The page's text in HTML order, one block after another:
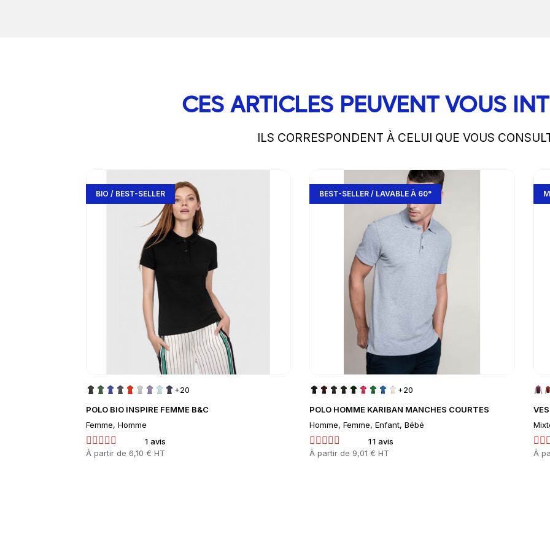
CES ARTICLES PEUVENT VOUS
ILS CORRESPONDENT À CELUI QUE VOUS
POLO BIO INSPIRE FEMME B&C
Femme, Homme
1 avis
Prix
À partir de 6,10 € HT
BIO / BEST-SELLER
+20
POLO HOMME KARIBAN MANCHES COURTES
Homme, Femme, Enfant, Bébé
11 avis
Prix
À partir de 9,01 € HT
BEST-SELLER / LAVABLE À 60°
+20
Prix
À